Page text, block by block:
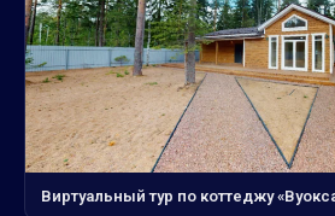
Виртуальный тур по коттеджу